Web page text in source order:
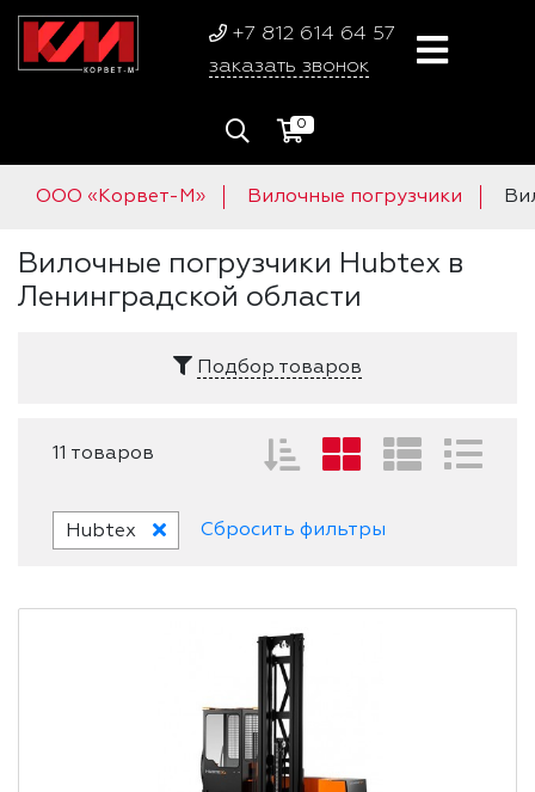
+7 812 614 64 57
заказать звонок
0
ООО «Корвет-М» Вилочные погрузчики
Вилочные погрузчики Hubtex в
Ленинградской области
Подбор товаров
11 товаров
Hubtex Сбросить фильтры